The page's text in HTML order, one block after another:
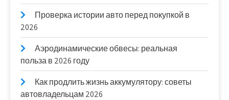
Проверка истории авто перед покупкой в
2026
Аэродинамические обвесы: реальная
польза в 2026 году
Как продлить жизнь аккумулятору: советы
автовладельцам 2026